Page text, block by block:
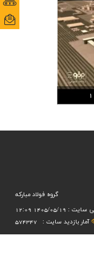
گروه فولاد مبارکه
05/19 12:09
آمار بازدید سایت :
574347